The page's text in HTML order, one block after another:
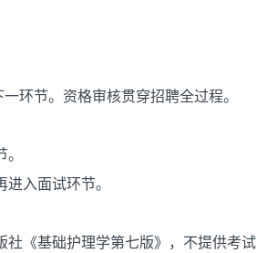
环节。资格审核贯穿招聘全过程。
入面试环节。
《基础护理学第七版》，不提供考试